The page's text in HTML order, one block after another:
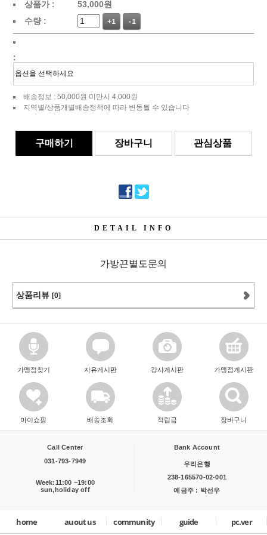
상품가 : 53,000원
수량 :
+1 -1
:
배송정보 : 50,000원 미만시 4,000원
지역별/상품개별배송정책에 따라 변동될 수 있습니다
구매하기 장바구니 관심상품
DETAIL INFO
가방끈별도문의
상품리뷰 [0]
가맹점찾기 자유게시판 강사게시판 가맹점게시판
마이쇼핑 배송조회 적립금 장바구니
Call Center
031-793-7949
Week:11:00 ~19:00
sun,holiday off
Bank Account
우리은행
238-165570-02-001
예금주 : 박선우
home auout us community guide pc.ver